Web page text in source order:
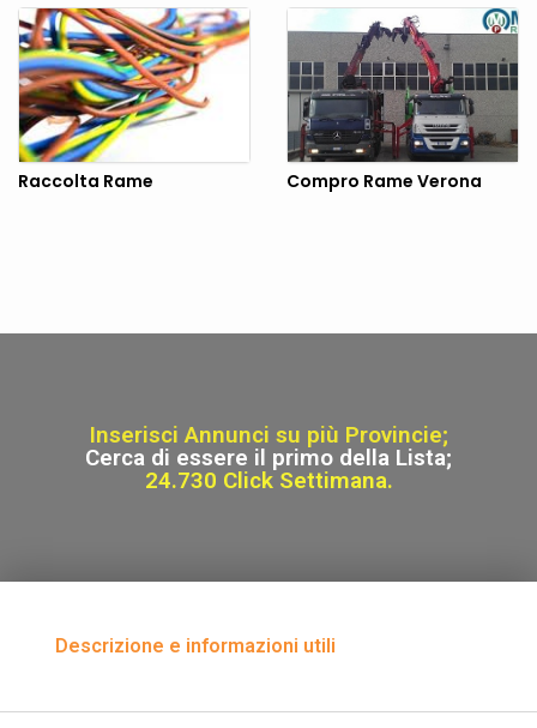
Raccolta Rame Compro Rame Verona
Inserisci Annunci su più Provincie;
Cerca di essere il primo della Lista;
24.730 Click Settimana.
Descrizione e informazioni utili